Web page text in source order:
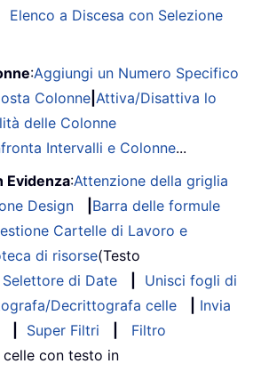
Elenco a Discesa con Selezione
:Aggiungi un Numero Specifico
Colonne Attiva/Disattiva lo
delle Colonne
Intervalli e Colonne...
Evidenza:Attenzione della griglia
Design
Barra delle formule
Cartelle di Lavoro e
di risorse(Testo
Selettore di Date
Unisci fogli di
Decrittografa celle
Invia
Super Filtri
Filtro
celle con testo in